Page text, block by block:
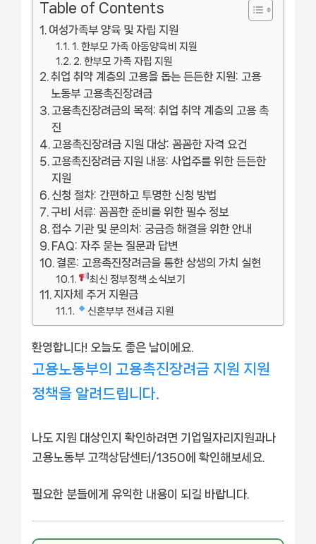
Table of Contents
여성가족부 양육 및 자립 지원
1. 한부모 가족 아동양육비 지원
2. 한부모 가족 자립 지원
취업 취약 계층의 고용을 돕는 든든한 지원: 고용
노동부 고용촉진장려금
고용촉진장려금의 목적: 취업 취약 계층의 고용 촉
진
고용촉진장려금 지원 대상: 꼼꼼한 자격 요건
고용촉진장려금 지원 내용: 사업주를 위한 든든한
지원
신청 절차: 간편하고 투명한 신청 방법
구비 서류: 꼼꼼한 준비를 위한 필수 정보
접수 기관 및 문의처: 궁금증 해결을 위한 안내
FAQ: 자주 묻는 질문과 답변
결론: 고용촉진장려금을 통한 상생의 가치 실현
최신 정부정책 소식보기
지자체 주거 지원금
신혼부부 전세금 지원
환영합니다! 오늘도 좋은 날이에요.
고용노동부의 고용촉진장려금 지원 지원
정책을 알려드립니다.
나도 지원 대상인지 확인하려면 기업일자리지원과나
고용노동부 고객상담센터/1350에 확인해보세요.
필요한 분들에게 유익한 내용이 되길 바랍니다.